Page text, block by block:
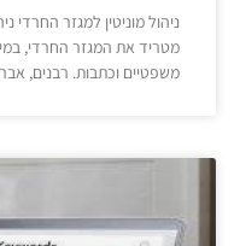
ניהול מוניטין למגזר החרדי
מטריד את המגזר החרדי,
משפטיים וכתבות. רבנים,